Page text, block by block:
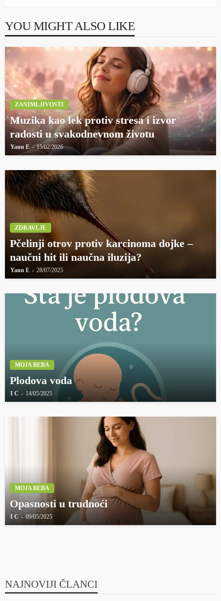
YOU MIGHT ALSO LIKE
ZANIMLJIVOSTI
Muzika kao lek protiv stresa i izvor
radosti u svakodnevnom životu
Yann E 15/02/2026
ZDRAVLJE
Pčelinji otrov protiv karcinoma dojke –
naučni hit ili naučna iluzija?
Yann E 28/07/2025
MOJA BEBA
Plodova voda
I C 14/05/2025
MOJA BEBA
Opasnosti u trudnoći
I C 09/05/2025
NAJNOVIJI ČLANCI